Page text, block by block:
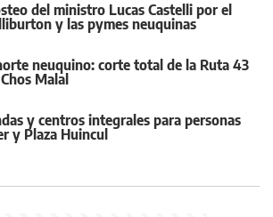
del ministro Lucas Castelli por el
y las pymes neuquinas
neuquino: corte total de la Ruta 43
Malal
y centros integrales para personas
y Plaza Huincul